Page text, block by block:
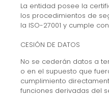
La entidad posee la
los procedimientos de
la ISO-27001 y cumple
CESIÓN DE DATOS
No se cederán datos a
o en el supuesto que
cumplimiento
funciones derivadas del